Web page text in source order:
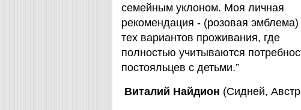
семейным уклоном. Моя личная
рекомендация - (розовая
тех вариантов проживания, где
полностью учитываются
постояльцев с детьми.”
Виталий Найдион (Сидней,